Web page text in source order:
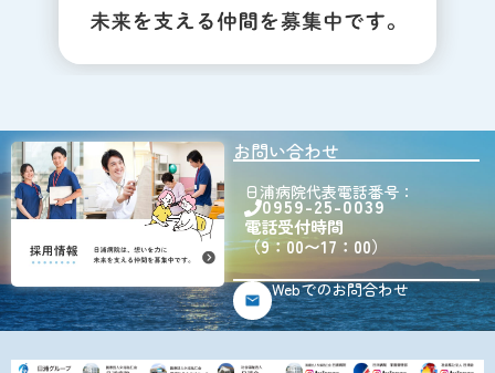
お問い合わせ
日浦病院代表電話番号：
0959-25-0039
電話受付時間
（9：00〜17：00）
Webでのお問合わせ